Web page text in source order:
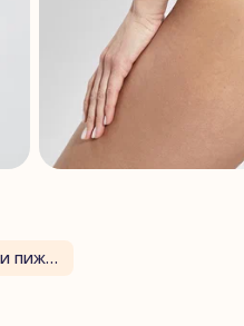
Подарки для нее: хлопковое белье и пижамы